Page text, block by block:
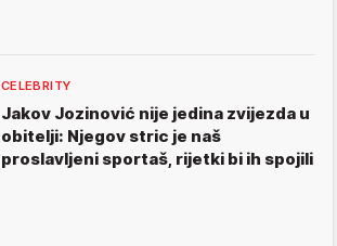
CELEBRITY
Jakov Jozinović nije jedina zvijezda u
obitelji: Njegov stric je naš
proslavljeni sportaš, rijetki bi ih spojili